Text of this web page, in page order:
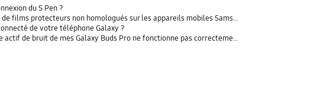
du S Pen ?
protecteurs non homologués sur les appareils mobiles Samsung Galaxy
de votre téléphone Galaxy ?
de bruit de mes Galaxy Buds Pro ne fonctionne pas correctement